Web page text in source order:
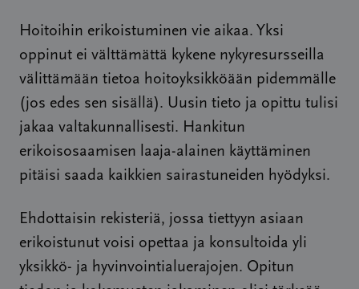
Hoitoihin erikoistuminen vie aikaa. Yksi
oppinut ei välttämättä kykene nykyresursseilla
välittämään tietoa hoitoyksikköään pidemmälle
(jos edes sen sisällä). Uusin tieto ja opittu tulisi
jakaa valtakunnallisesti. Hankitun
erikoisosaamisen laaja-alainen käyttäminen
pitäisi saada kaikkien sairastuneiden hyödyksi.
Ehdottaisin rekisteriä, jossa tiettyyn asiaan
erikoistunut voisi opettaa ja konsultoida yli
yksikkö- ja hyvinvointialuerajojen. Opitun